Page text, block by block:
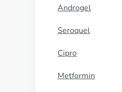
Androgel
Seroquel
Cipro
Metformin